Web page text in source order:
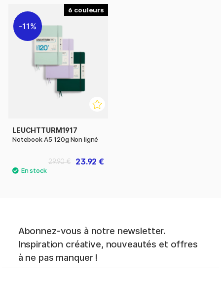
6
11%
LEUCHTTURM1917
Notebook A5 120g Non ligné
23.92 €
29.90 €
Abonnez-vous à notre newsletter.
Inspiration créative, nouveautés et offres
à ne pas manquer !